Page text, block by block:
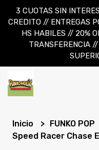
3 CUOTAS SIN
CREDITO // ENTREGAS
HS HABILES // 20%
TRANSFERENCIA
Inicio FUNKO POP
Speed Racer Chase